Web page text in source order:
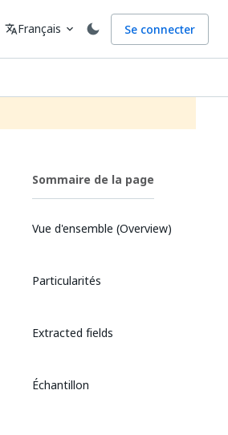
Langue
translateFrançais expand_more Se connecter
Sommaire de la page
Vue d'ensemble (Overview)
Particularités
Extracted fields
Échantillon